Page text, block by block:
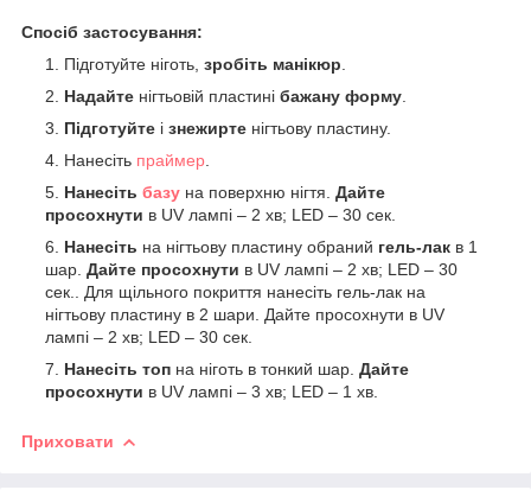
Спосіб застосування:
Підготуйте ніготь, зробіть манікюр
Надайте нігтьовій пластині бажану форму
Підготуйте і знежирте нігтьову пластину.
Нанесіть праймер
Нанесіть базу на поверхню нігтя. Дайте
просохнути в UV лампі – 2 хв; LED – 30 сек.
Нанесіть на нігтьову пластину обраний гель-лак в 1
шар. Дайте просохнути в UV лампі – 2 хв; LED – 30
сек.. Для щільного покриття нанесіть гель-лак на
нігтьову пластину в 2 шари. Дайте просохнути в UV
лампі – 2 хв; LED – 30 сек.
Нанесіть топ на ніготь в тонкий шар. Дайте
просохнути в UV лампі – 3 хв; LED – 1 хв.
Приховати